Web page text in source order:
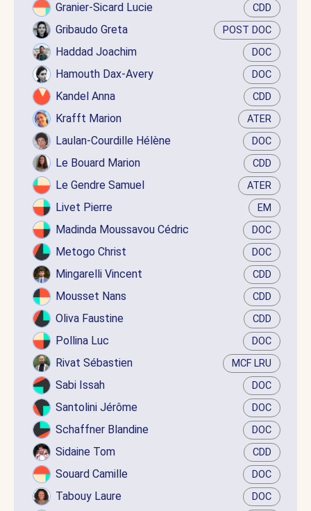
Granier-Sicard Lucie CDD
Gribaudo Greta POST DOC
Haddad Joachim DOC
Hamouth Dax-Avery DOC
Kandel Anna CDD
Krafft Marion ATER
Laulan-Courdille Hélène DOC
Le Bouard Marion CDD
Le Gendre Samuel ATER
Livet Pierre EM
Madinda Moussavou Cédric DOC
Metogo Christ DOC
Mingarelli Vincent CDD
Mousset Nans CDD
Oliva Faustine CDD
Pollina Luc DOC
Rivat Sébastien MCF LRU
Sabi Issah DOC
Santolini Jérôme DOC
Schaffner Blandine DOC
Sidaine Tom CDD
Souard Camille DOC
Tabouy Laure DOC